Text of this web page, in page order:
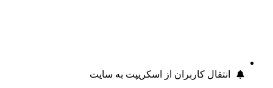
انتقال کاربران از اسکریپت به سایت